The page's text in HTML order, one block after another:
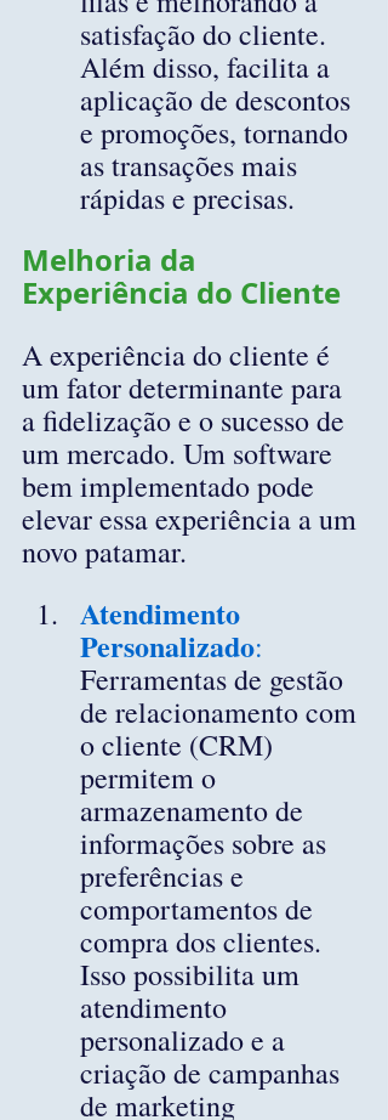
satisfação do cliente.
Além disso, facilita a
aplicação de descontos
e promoções, tornando
as transações mais
rápidas e precisas.
Melhoria da
Experiência do Cliente
A experiência do cliente é
um fator determinante para
a fidelização e o sucesso de
um mercado. Um software
bem implementado pode
elevar essa experiência a um
novo patamar.
Atendimento
Personalizado:
Ferramentas de gestão
de relacionamento com
o cliente (CRM)
permitem o
armazenamento de
informações sobre as
preferências e
comportamentos de
compra dos clientes.
Isso possibilita um
atendimento
personalizado e a
criação de campanhas
de marketing